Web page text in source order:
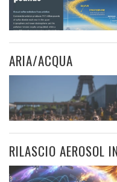
ARIA/ACQUA
RILASCIO AEROSOL